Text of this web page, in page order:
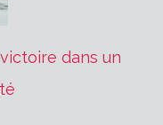
dans un